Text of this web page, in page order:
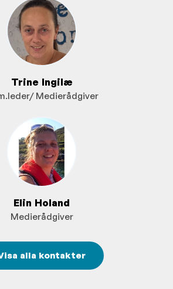
Trine Ingilæ
Medierådgiver
Elin Holand
Medierådgiver
alla kontakter